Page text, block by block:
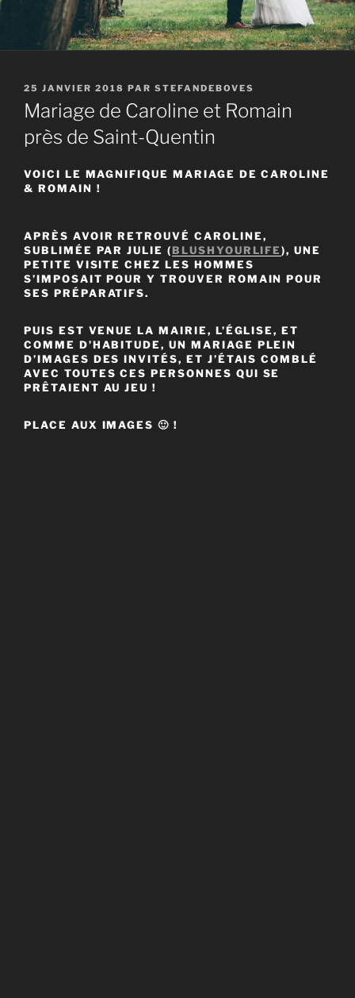
PUBLIÉ
LE
25 JANVIER 2018 PAR STEFANDEBOVES
Mariage de Caroline et Romain
près de Saint-Quentin
VOICI LE MAGNIFIQUE MARIAGE DE CAROLINE
& ROMAIN !
APRÈS AVOIR RETROUVÉ CAROLINE,
SUBLIMÉE PAR JULIE (BLUSHYOURLIFE), UNE
PETITE VISITE CHEZ LES HOMMES
S’IMPOSAIT POUR Y TROUVER ROMAIN POUR
SES PRÉPARATIFS.
PUIS EST VENUE LA MAIRIE, L’ÉGLISE, ET
COMME D’HABITUDE, UN MARIAGE PLEIN
D’IMAGES DES INVITÉS, ET J’ÉTAIS COMBLÉ
AVEC TOUTES CES PERSONNES QUI SE
PRÊTAIENT AU JEU !
PLACE AUX IMAGES 🙂 !